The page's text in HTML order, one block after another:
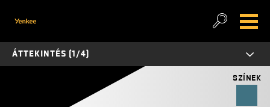
SZÍNEK
ÁTTEKINTÉS (1/4)